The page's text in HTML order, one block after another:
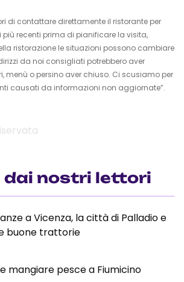
di contattare direttamente il ristorante per
più recenti prima di pianificare la visita,
ristorazione le situazioni possono cambiare
da noi consigliati potrebbero aver
menù o persino aver chiuso. Ci scusiamo per
causati da informazioni non aggiornate”.
dai nostri lettori
a Vicenza, la città di Palladio e
buone trattorie
mangiare pesce a Fiumicino